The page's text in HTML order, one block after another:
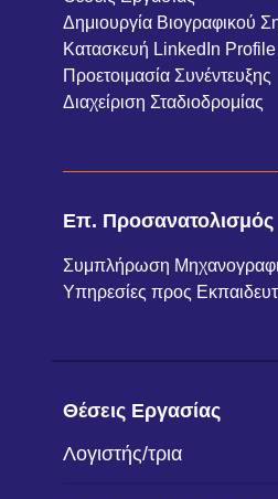
Δημιουργία Βιογραφικού
Κατασκευή LinkedIn Profile
Προετοιμασία Συνέντευξης
Διαχείριση Σταδιοδρομίας
Επ. Προσανατολισμός
Συμπλήρωση
Υπηρεσίες προς
Θέσεις Εργασίας
Λογιστής/τρια